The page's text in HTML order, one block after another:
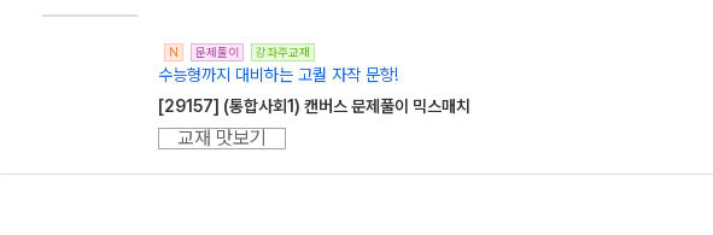
1
N 문제풀이 강좌주교재
수능형까지 대비하는 고퀄 자작 문항!
[29157] (통합사회1) 캔버스 문제풀이 믹스매치
교재 맛보기